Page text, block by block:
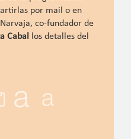
por mail o en
co-fundador de
Cabal los detalles del